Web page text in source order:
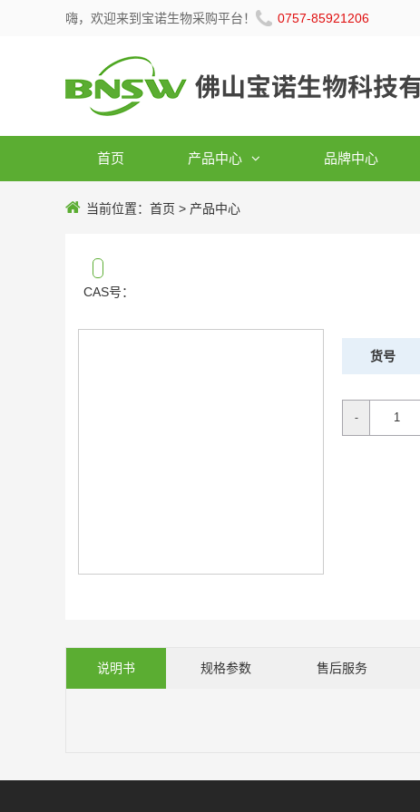
嗨，欢迎来到宝诺生物采购平台！ 0757-85921206
首页 产品中心 品牌中心
当前位置： 首页 > 产品中心
CAS号：
货号
-
说明书 规格参数 售后服务